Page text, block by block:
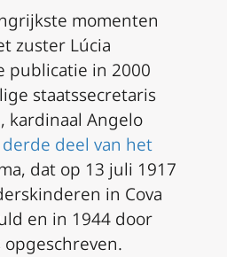
momenten
zuster Lúcia
publicatie in 2000
staatssecretaris
kardinaal Angelo
deel van het
dat op 13 juli 1917
in Cova
en in 1944 door
opgeschreven.